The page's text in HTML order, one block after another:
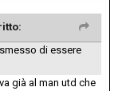
di essere
già al man utd che